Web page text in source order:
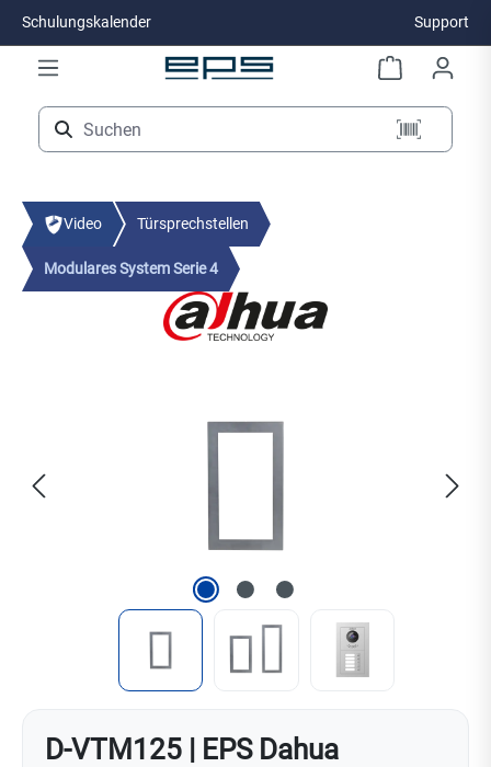
Zum Hauptinhalt springen
Schulungskalender Support
Video Türsprechstellen
Modulares System Serie 4
D-VTM125 | EPS Dahua